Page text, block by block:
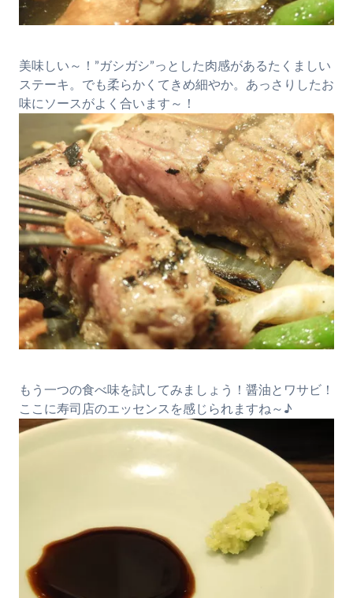
美味しい～！”ガシガシ”っとした肉感があるたくましい
ステーキ。でも柔らかくてきめ細やか。あっさりしたお
味にソースがよく合います～！
もう一つの食べ味を試してみましょう！醤油とワサビ！
ここに寿司店のエッセンスを感じられますね～♪